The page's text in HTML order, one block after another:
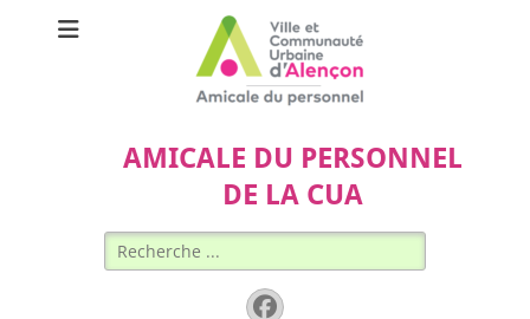
AMICALE DU PERSONNEL
DE LA CUA
Rechercher :
Facebook